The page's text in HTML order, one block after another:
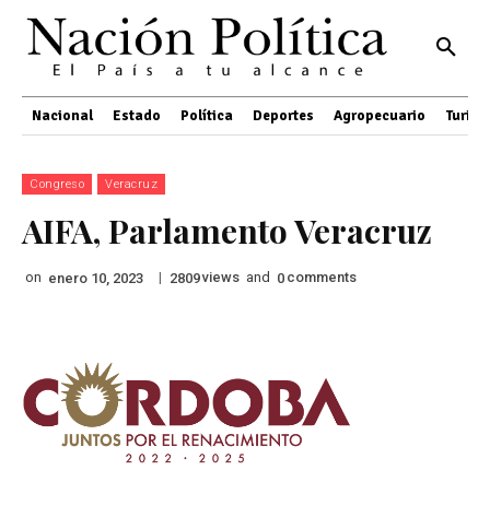
Nacional Estado Política Deportes Agropecuario
Congreso Veracruz
AIFA, Parlamento Veracruz
on enero 10, 2023 | 2809views and 0 comments